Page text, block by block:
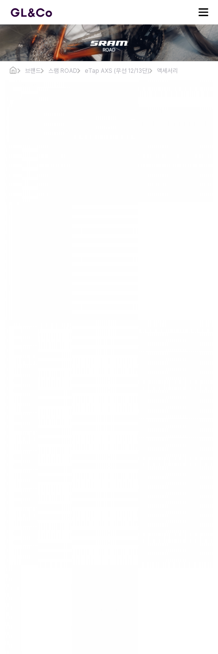
브랜드 스램 ROAD eTap AXS (무선 12/13단) 액세서리